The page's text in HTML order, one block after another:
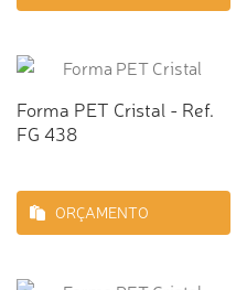
Forma PET Cristal - Ref.
FG 438
ORÇAMENTO